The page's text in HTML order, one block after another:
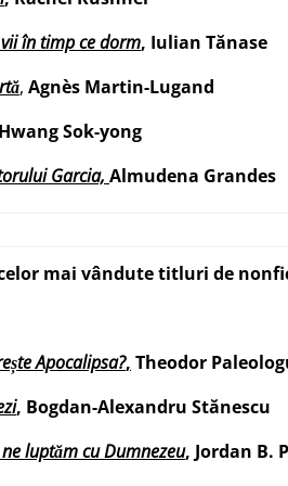
în timp ce dorm, Iulian Tănase
, Agnès Martin-Lugand
Hwang Sok-yong
Garcia, Almudena Grandes
mai vândute titluri de
Apocalipsa?, Theodor
, Bogdan-Alexandru Stănescu
luptăm cu Dumnezeu, Jordan B.